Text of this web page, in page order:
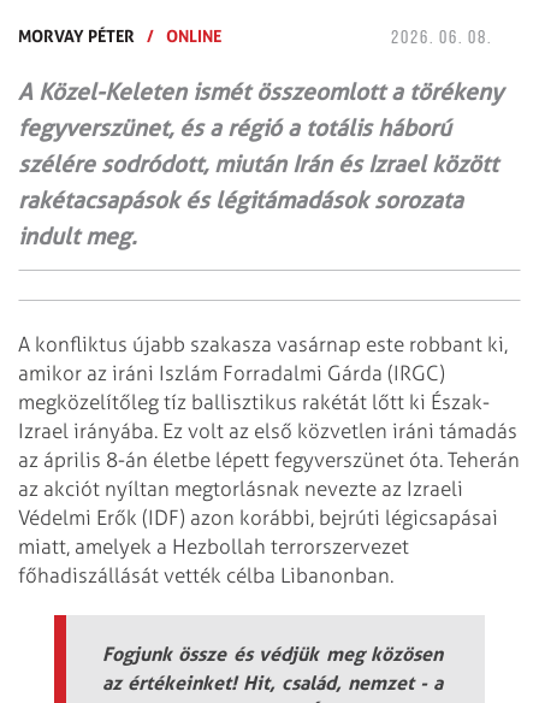
MORVAY PÉTER / ONLINE 2026. 06. 08.
A Közel-Keleten ismét összeomlott a törékeny
fegyverszünet, és a régió a totális háború
szélére sodródott, miután Irán és Izrael között
rakétacsapások és légitámadások sorozata
indult meg.
A konfliktus újabb szakasza vasárnap este robbant ki,
amikor az iráni Iszlám Forradalmi Gárda (IRGC)
megközelítőleg tíz ballisztikus rakétát lőtt ki Észak-
Izrael irányába. Ez volt az első közvetlen iráni támadás
az április 8-án életbe lépett fegyverszünet óta. Teherán
az akciót nyíltan megtorlásnak nevezte az Izraeli
Védelmi Erők (IDF) azon korábbi, bejrúti légicsapásai
miatt, amelyek a Hezbollah terrorszervezet
főhadiszállását vették célba Libanonban.
Fogjunk össze és védjük meg közösen
az értékeinket! Hit, család, nemzet - a